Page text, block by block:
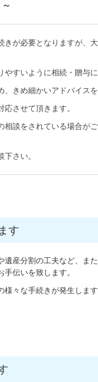
が必要となりますが、
すいように相続・贈与
きめ細かいアドバイス
させて頂きます。
談をされている場合が
さい。
す
産分割の工夫など、ま
伝いを致します。
々な手続きが発生しま